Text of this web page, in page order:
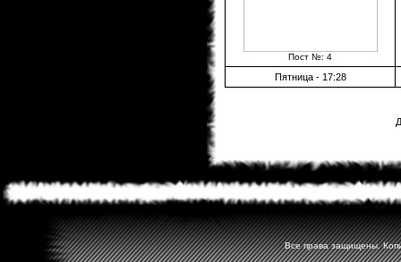
Пост №: 4
Пятница - 17:28
Все права защищены.